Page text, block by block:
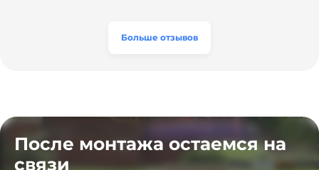
эту компанию всем, кто ищет надёжных
Больше отзывов
После монтажа остаемся на
связи